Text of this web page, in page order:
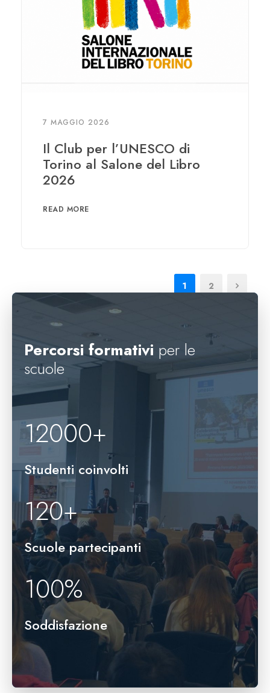
7 MAGGIO 2026
Il Club per l’UNESCO di
Torino al Salone del Libro
2026
READ MORE
1 2
Percorsi formativi per le
scuole
12000+
Studenti coinvolti
120+
Scuole partecipanti
100%
Soddisfazione